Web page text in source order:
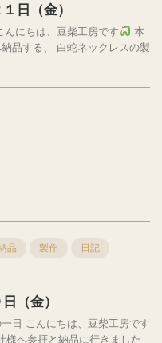
日（金）
んにちは、豆柴工房です
本
品する、 白蛇ネックレスの製
品 製作 日記
（金）
日 こんにちは、豆柴工房です
様へ参拝と納品に行きました